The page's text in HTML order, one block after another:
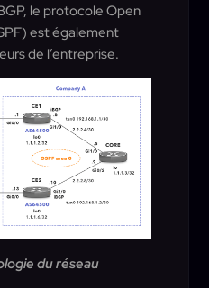
le protocole Open
est également
de l’entreprise.
du réseau